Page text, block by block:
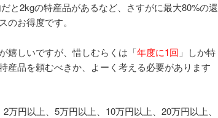
と2kgの特産品があるなど、さすがに最大80%の還
のお得度です。
嬉しいですが、惜しむらくは「年度に1回 」しか特
産品を頼むべきか、よーく考える必要があります
円以上、5万円以上、10万円以上、20万円以上、